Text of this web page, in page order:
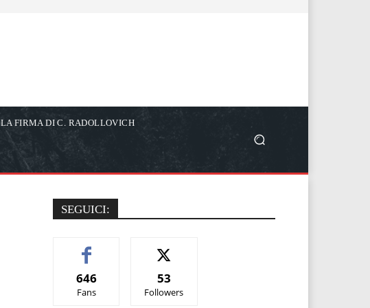
LA FIRMA DI C. RADOLLOVICH
SEGUICI:
646
Fans
53
Followers